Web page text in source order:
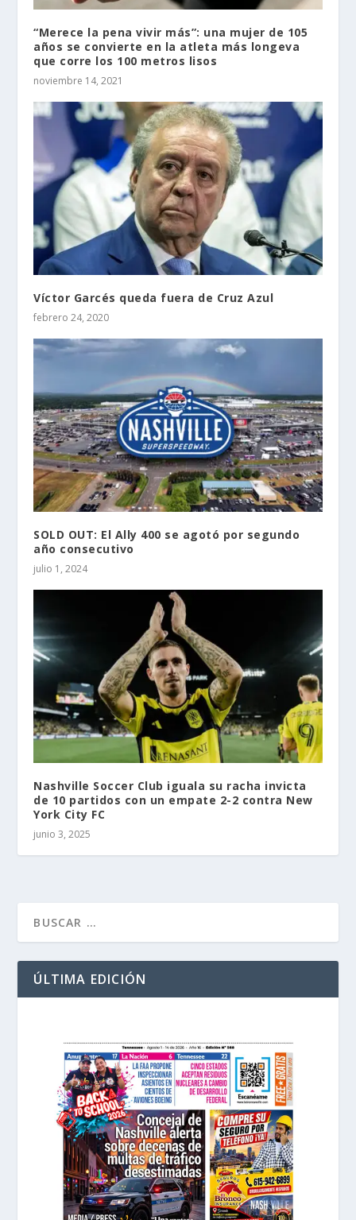
“Merece la pena vivir más”: una mujer de 105
años se convierte en la atleta más longeva
que corre los 100 metros lisos
noviembre 14, 2021
Víctor Garcés queda fuera de Cruz Azul
febrero 24, 2020
SOLD OUT: El Ally 400 se agotó por segundo
año consecutivo
julio 1, 2024
Nashville Soccer Club iguala su racha invicta
de 10 partidos con un empate 2-2 contra New
York City FC
junio 3, 2025
ÚLTIMA EDICIÓN